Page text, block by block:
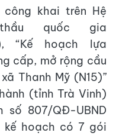
khai trên Hệ
quốc gia
“Kế hoạch lựa
cấp, mở rộng cầu
Thanh Mỹ (N15)”
(tỉnh Trà Vinh)
số 807/QĐ-UBND
hoạch có 7 gói